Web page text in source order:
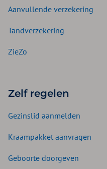
Aanvullende verzekering
Tandverzekering
ZieZo
Zelf regelen
Gezinslid aanmelden
Kraampakket aanvragen
Geboorte doorgeven